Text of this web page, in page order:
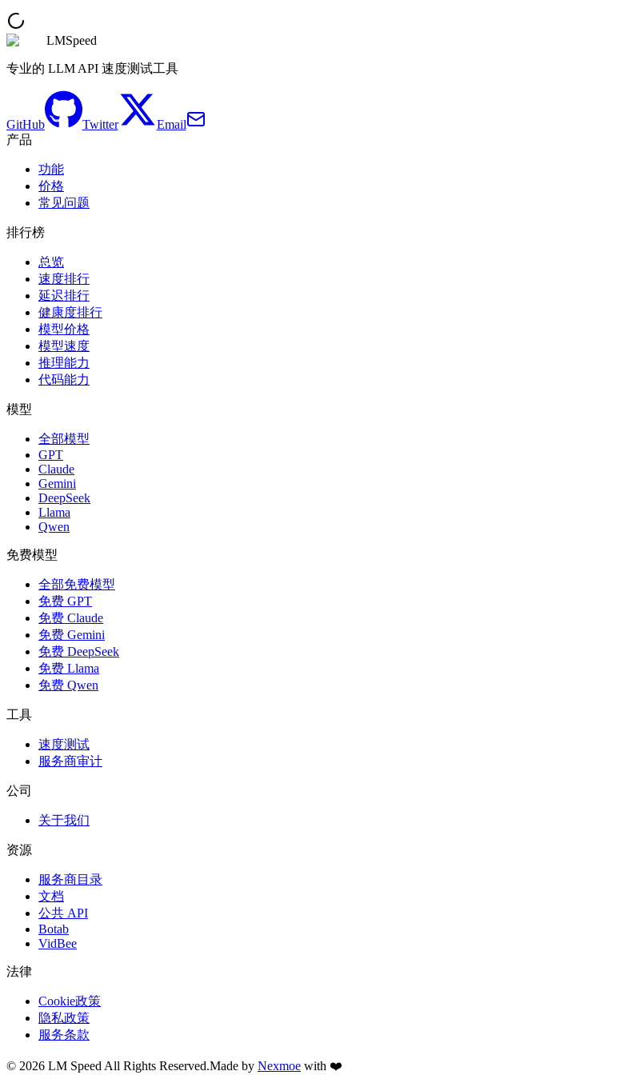
LMSpeed
专业的 LLM API 速度测试工具
GitHub Twitter
Email
产品
功能
价格
常见问题
排行榜
总览
速度排行
延迟排行
健康度排行
模型价格
模型速度
推理能力
代码能力
模型
全部模型
GPT
Claude
Gemini
DeepSeek
Llama
Qwen
免费模型
全部免费模型
免费 GPT
免费 Claude
免费 Gemini
免费 DeepSeek
免费 Llama
免费 Qwen
工具
速度测试
服务商审计
公司
关于我们
资源
服务商目录
文档
公共 API
Botab
VidBee
法律
Cookie政策
隐私政策
服务条款
© 2026 LM Speed All Rights Reserved.Made by Nexmoe with ❤️